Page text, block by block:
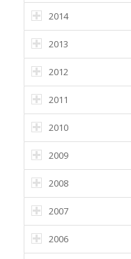
2014
2013
2012
2011
2010
2009
2008
2007
2006